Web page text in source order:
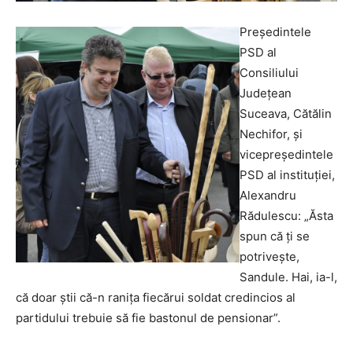
Preşedintele
PSD al
Consiliului
Judeţean
Suceava, Cătălin
Nechifor, şi
vicepreşedintele
PSD al instituţiei,
Alexandru
Rădulescu: „Ăsta
spun că ţi se
potriveşte,
Sandule. Hai, ia-l,
că doar ştii că-n raniţa fiecărui soldat credincios al
partidului trebuie să fie bastonul de pensionar”.